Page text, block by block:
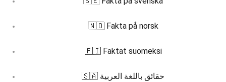
🇳🇴 Fakta på norsk
🇫🇮 Faktat suomeksi
🇸🇦 حقائق باللغة العربية